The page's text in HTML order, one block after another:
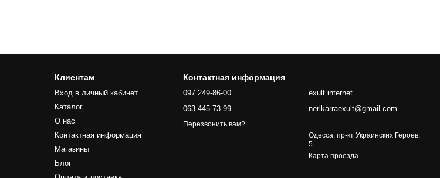
Клиентам
Вход в личный кабинет
Каталог
О нас
Контактная информация
Магазины
Блог
Контактная информация
097 249-86-00
063-445-73-99
Перезвонить вам?
exult.internet
nerikarraexult@gmail.com
Одесса, пр-кт Украинских Героев,
5
Карта проезда